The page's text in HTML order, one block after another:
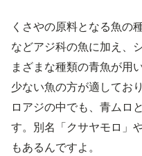
くさやの原料となる魚の
などアジ科の魚に加え、
まざまな種類の青魚が用
少ない魚の方が適してお
ロアジの中でも、青ムロ
す。別名「クサヤモロ」
もあるんですよ。